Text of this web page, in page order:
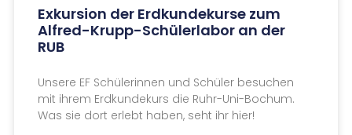
Exkursion der Erdkundekurse zum
Alfred-Krupp-Schülerlabor an der
RUB
Unsere EF Schülerinnen und Schüler besuchen
mit ihrem Erdkundekurs die Ruhr-Uni-Bochum.
Was sie dort erlebt haben, seht ihr hier!